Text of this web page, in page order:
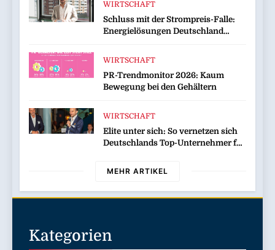
LECKERROM, CREMISEE,
EXCELSIOR süßer und herzhafter
Genuss
WIRTSCHAFT
Schluss mit der Strompreis-Falle:
Energielösungen Deutschland
und dabei sogar Geld verdienen
WIRTSCHAFT
PR-Trendmonitor 2026: Kaum
Bewegung bei den Gehältern
WIRTSCHAFT
Elite unter sich: So vernetzen sich
Deutschlands Top-Unternehmer für
MEHR ARTIKEL
Kategorien